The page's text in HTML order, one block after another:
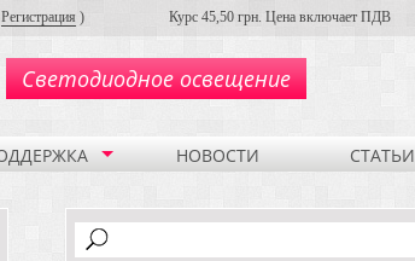
Регистрация ) Курс 45,50 грн. Цена включает ПДВ
Светодиодное освещение
НОВОСТИ СТАТЬИ